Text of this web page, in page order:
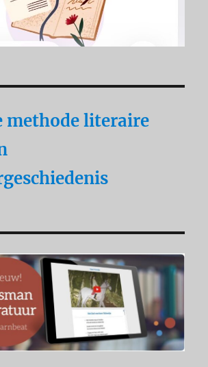
methode literaire